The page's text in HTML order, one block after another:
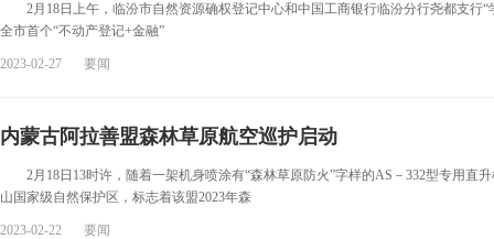
2月18日上午，临汾市自然资源确权登记中心和中国工商银行临汾分行尧都支行“
全市首个“不动产登记+金融”
2023-02-27 要闻
内蒙古阿拉善盟森林草原航空巡护启动
2月18日13时许，随着一架机身喷涂有“森林草原防火”字样的AS－332型专用直
山国家级自然保护区，标志着该盟2023年森
2023-02-22 要闻